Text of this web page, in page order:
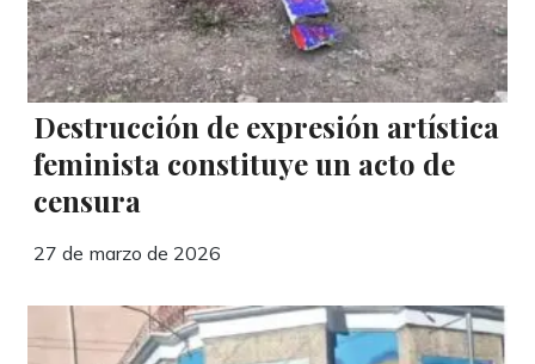
Destrucción de expresión artística
feminista constituye un acto de
censura
27 de marzo de 2026